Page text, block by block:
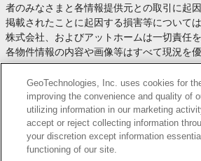
者のみなさまと各情報提供元との取引に起
掲載されたことに起因する損害等について
株式会社、およびアットホームは一切責任を
各物件情報の内容や画像等はすべて現況を
す。
お取引等（お取引の準備、資金調達等を含
や契約条件等について、 各情報提供元より
身でご確認の上、判断してください。
このコーナーへの物件情報のご掲載、その
ョン等についての不動産会社様のお問合せは
します。
GeoTechnologies, Inc. uses cookies for
improving the convenience and quality of
utilizing information in our marketing
accept or reject collecting information
your discretion except information
functioning of our site.